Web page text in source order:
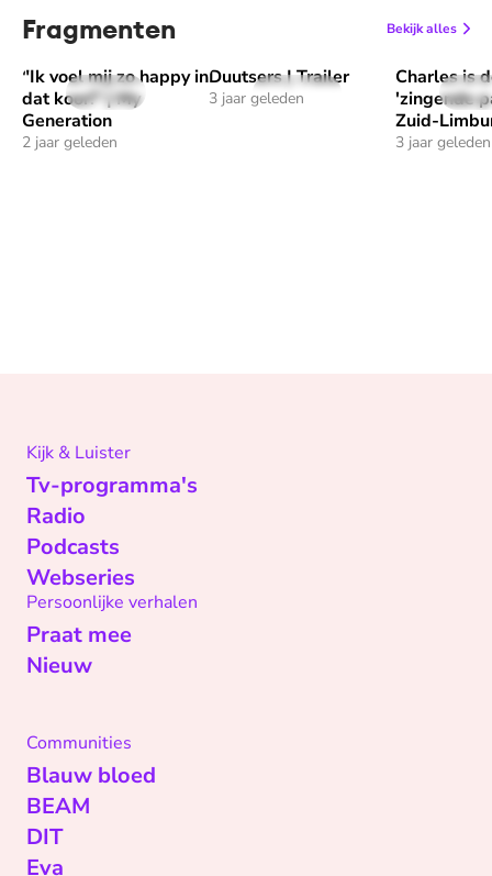
Fragmenten Bekijk alles
1 min
"Ik voel mij zo happy in
dat koor!" | My
Generation
2 jaar geleden
Speel ""Ik voel mij zo happy in dat koor!" | My Generation" af
31 sec
Duutsers | Trailer
3 jaar geleden
Speel "Duutsers | Trailer" af
1
Charles is
'zingende
Zuid-
3 jaar geleden
Speel
Kijk & Luister
Tv-programma's
Radio
Podcasts
Webseries
Persoonlijke verhalen
Praat mee
Nieuw
Communities
Blauw bloed
BEAM
DIT
Eva